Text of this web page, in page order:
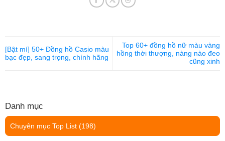
[Bật mí] 50+ Đồng hồ Casio màu
bạc đẹp, sang trọng, chính hãng
Top 60+ đồng hồ nữ màu vàng
hồng thời thượng, nàng nào đeo
cũng xinh
Danh mục
Chuyên mục Top List (198)